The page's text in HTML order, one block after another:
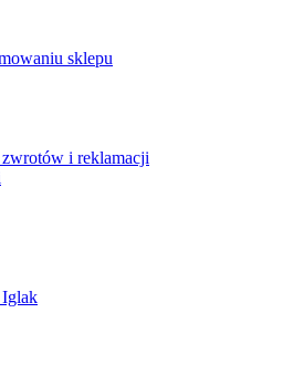
sklepu
i reklamacji
Iglak